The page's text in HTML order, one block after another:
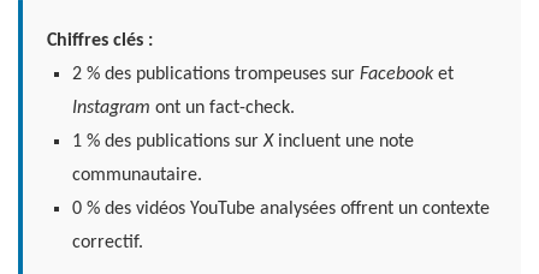
Chiffres clés :
2 % des publications trompeuses sur Facebooket
Instagram ont un fact-check.
1 % des publications surXincluent une note
communautaire.
0 % des vidéos YouTube analysées offrent un contexte
correctif.